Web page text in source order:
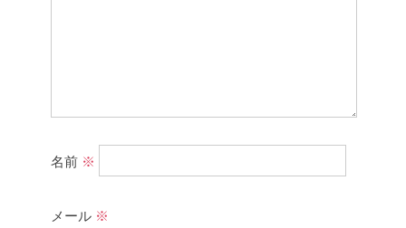
名前 ※
メール ※